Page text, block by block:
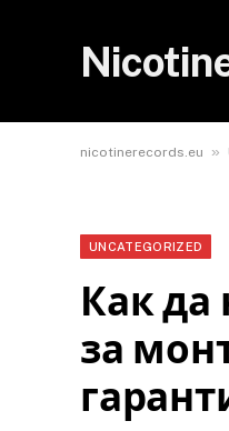
nicotinerecords.eu »
UNCATEGORIZED
Как да
за